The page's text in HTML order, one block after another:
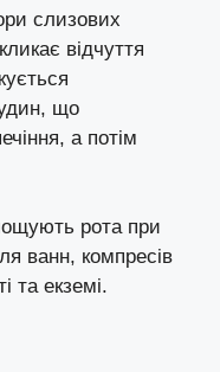
слизових
відчуття
що
а потім
рота при
ванн, компресів
та екземі.